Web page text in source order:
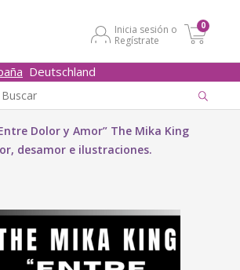
Inicia sesión o
Regístrate
0
Deutschland
Dolor y Amor” The Mika King
desamor e ilustraciones.